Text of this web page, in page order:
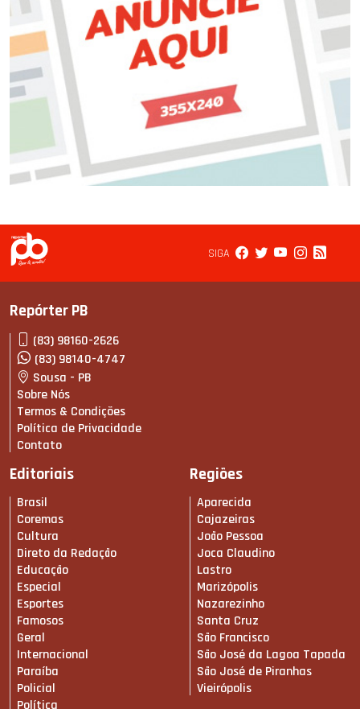
SIGA
Repórter PB
(83) 98160-2626
(83) 98140-4747
Sousa - PB
Sobre Nós
Termos & Condições
Política de Privacidade
Contato
Editoriais
Brasil
Coremas
Cultura
Direto da Redação
Educação
Especial
Esportes
Famosos
Geral
Internacional
Paraíba
Policial
Política
Regiões
Aparecida
Cajazeiras
João Pessoa
Joca Claudino
Lastro
Marizópolis
Nazarezinho
Santa Cruz
São Francisco
São José da Lagoa Tapada
São José de Piranhas
Vieirópolis